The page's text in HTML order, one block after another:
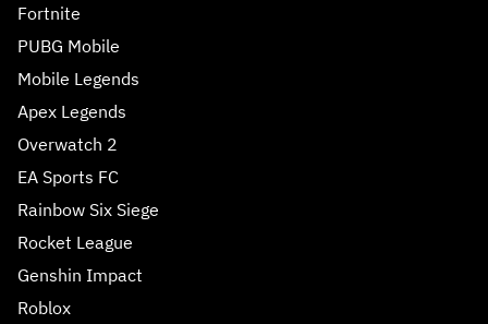
Fortnite
PUBG Mobile
Mobile Legends
Apex Legends
Overwatch 2
EA Sports FC
Rainbow Six Siege
Rocket League
Genshin Impact
Roblox